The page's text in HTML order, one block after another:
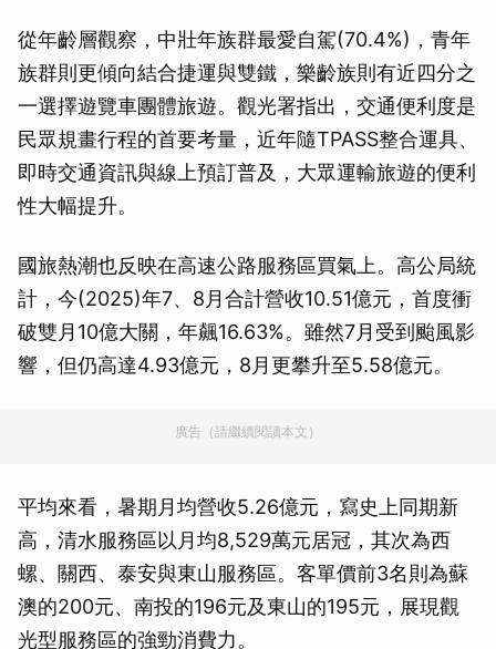
從年齡層觀察，中壯年族群最愛自駕(70.4%)，青年
族群則更傾向結合捷運與雙鐵，樂齡族則有近四分之
一選擇遊覽車團體旅遊。觀光署指出，交通便利度是
民眾規畫行程的首要考量，近年隨TPASS整合運具、
即時交通資訊與線上預訂普及，大眾運輸旅遊的便利
性大幅提升。
國旅熱潮也反映在高速公路服務區買氣上。高公局統
計，今(2025)年7、8月合計營收10.51億元，首度衝
破雙月10億大關，年飆16.63%。雖然7月受到颱風影
響，但仍高達4.93億元，8月更攀升至5.58億元。
廣告（請繼續閱讀本文）
平均來看，暑期月均營收5.26億元，寫史上同期新
高，清水服務區以月均8,529萬元居冠，其次為西
螺、關西、泰安與東山服務區。客單價前3名則為蘇
澳的200元、南投的196元及東山的195元，展現觀
光型服務區的強勁消費力。